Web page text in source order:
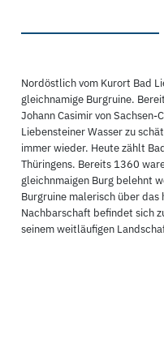
Nordöstlich vom Kurort Bad
gleichnamige Burgruine.
Johann Casimir von
Liebensteiner Wasser zu
immer wieder. Heute zählt
Thüringens. Bereits 1360
gleichnmaigen Burg belehnt
Burgruine malerisch über
Nachbarschaft befindet sich
seinem weitläufigen